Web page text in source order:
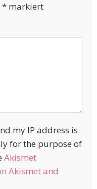
*markiert
my IP address is
for the purpose of
Akismet
Akismet and